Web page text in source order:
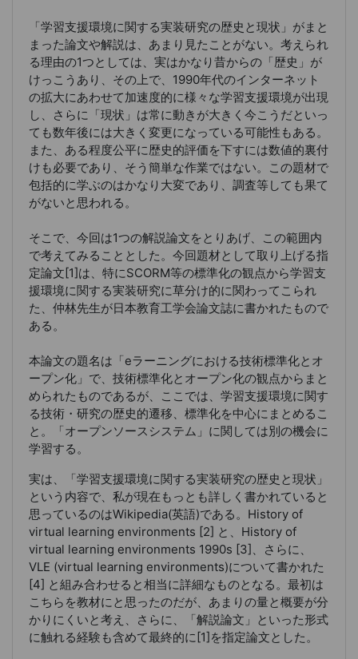
「学習支援環境に関する実装研究の歴史と現状」がまと
まった論文や解説は、あまり見たことがない。考えられ
る理由の1つとしては、実はかなり昔からの「歴史」が
けっこうあり、その上で、1990年代のインターネット
の拡大にあわせて加速度的に様々な学習支援環境が出現
し、さらに「現状」は常に動きが大きく今こうだといっ
ても数年後には大きく変更になっている可能性もある。
また、ある程度公平に歴史的評価を下すには数値的裏付
けも必要であり、そう簡単な作業ではない。この題材で
包括的に学ぶのはかなり大変であり、調査等しても果て
がないと思われる。
そこで、今回は1つの解説論文をとりあげ、この範囲内
で考えてみることとした。今回題材として取り上げる指
定論文[1]は、特にSCORM等の標準化の観点から学習支
援環境に関する実装研究に草分け的に関わってこられ
た、仲林先生が日本教育工学会論文誌に書かれたもので
ある。
本論文の題名は「eラーニングにおける技術標準化とオ
ープン化」で、技術標準化とオープン化の観点からまと
められたものであるが、ここでは、 学習支援環境に関す
る技術・研究の歴史的遷移、標準化を中心にまとめるこ
と。「オープンソースシステム」に関しては別の機会に
学習する。
実は、「学習支援環境に関する実装研究の歴史と現状」
という内容で、私が現在もっとも詳しく書かれていると
思っているのはWikipedia(英語)である。History of
virtual learning environments [2] と、History of
virtual learning environments 1990s [3]、さらに、
VLE (virtual learning environments)について書かれた
[4] と組み合わせると相当に詳細なものとなる。最初は
こちらを教材にと思ったのだが、あまりの量と概要が分
かりにくいと考え、さらに、「解説論文」といった形式
に触れる経験も含めて最終的に[1]を指定論文とした。